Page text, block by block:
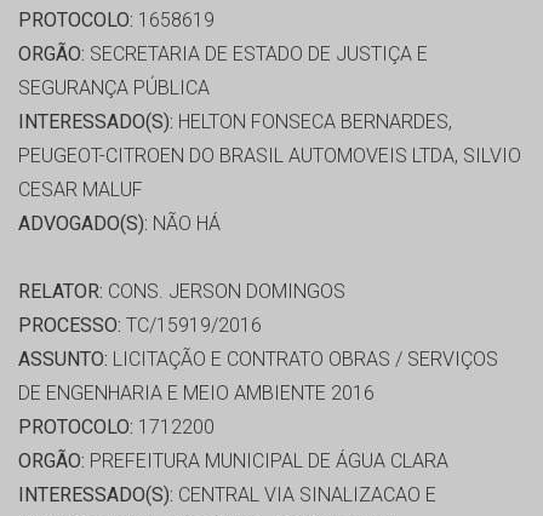
PROTOCOLO: 1658619
ORGÃO: SECRETARIA DE ESTADO DE JUSTIÇA E
SEGURANÇA PÚBLICA
INTERESSADO(S): HELTON FONSECA BERNARDES,
PEUGEOT-CITROEN DO BRASIL AUTOMOVEIS LTDA, SILVIO
CESAR MALUF
ADVOGADO(S): NÃO HÁ
RELATOR: CONS. JERSON DOMINGOS
PROCESSO: TC/15919/2016
ASSUNTO: LICITAÇÃO E CONTRATO OBRAS / SERVIÇOS
DE ENGENHARIA E MEIO AMBIENTE 2016
PROTOCOLO: 1712200
ORGÃO: PREFEITURA MUNICIPAL DE ÁGUA CLARA
INTERESSADO(S): CENTRAL VIA SINALIZACAO E